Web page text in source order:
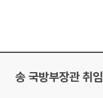
송 국방부장관 취임